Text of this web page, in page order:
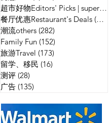
超市好物Editors' Picks | supermarket
餐厅优惠Restaurant's Deals (134)
潮流others (282)
Family Fun (152)
旅游Travel (173)
留学、移民 (16)
测评 (28)
广告 (135)